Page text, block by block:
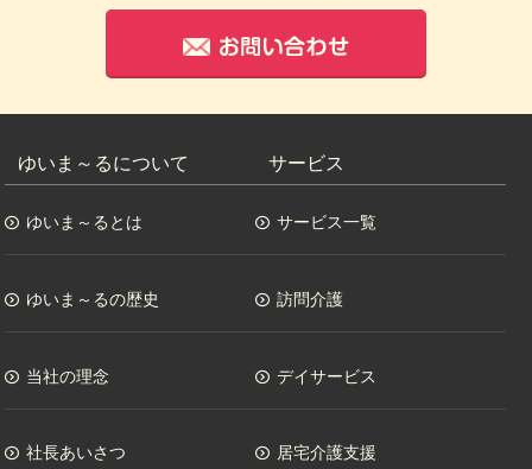
ゆいま～るについて
ゆいま～るとは
ゆいま～るの歴史
当社の理念
社長あいさつ
サービス
サービス一覧
訪問介護
デイサービス
居宅介護支援